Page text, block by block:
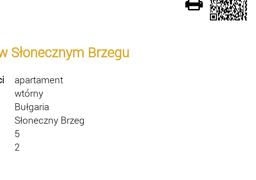
Słonecznym Brzegu
apartament
wtórny
Bułgaria
Słoneczny Brzeg
5
2